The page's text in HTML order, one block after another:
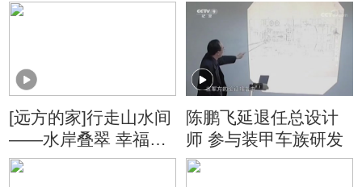
[远方的家]行走山水间
——水岸叠翠 幸福家
园 镇江锅盖面 浓浓家
陈鹏飞延退任总设计
师 参与装甲车族研发